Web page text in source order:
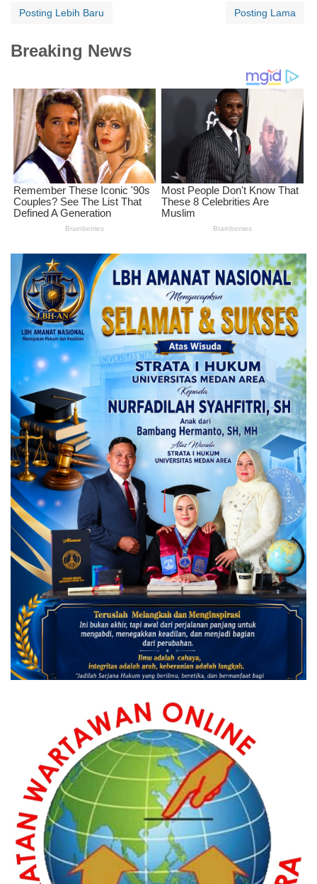
Posting Lebih Baru Posting Lama
Breaking News